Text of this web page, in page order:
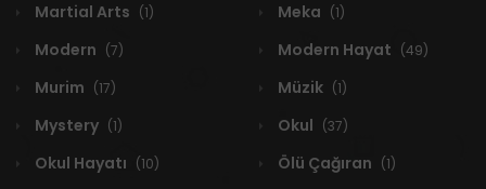
Martial Arts (1) Meka (1)
Modern (7) Modern Hayat (49)
Murim (17) Müzik (1)
Mystery (1) Okul (37)
Okul Hayatı (10) Ölü Çağıran (1)